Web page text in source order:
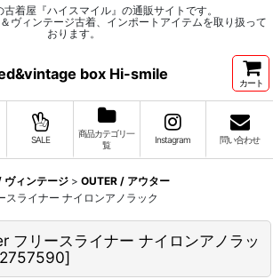
着屋『ハイスマイル』の通販サイトです。
ヴィンテージ古着、インポートアイテムを取り扱って
おります。
box Hi-smile
カート
SALE
商品カテゴリ一
覧
Instagram 問い合わせ
ヴィンテージ > OUTER / アウター
ライナー ナイロンアノラック
フリースライナー ナイロンアノラッ
]